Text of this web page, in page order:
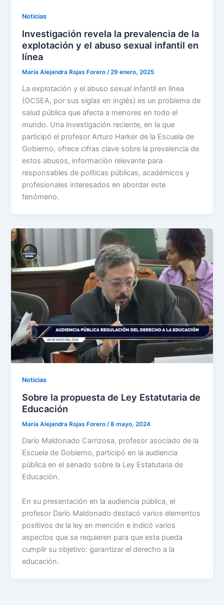
Noticias
Investigación revela la prevalencia de la
explotación y el abuso sexual infantil en
línea
María Alejandra Rojas Forero/29 enero, 2025
La explotación y el abuso sexual infantil en línea
(OCSEA, por sus siglas en inglés) es un problema de
salud pública que afecta a menores en todo el
mundo. Una investigación reciente, en la que
participó el profesor Arturo Harker de la Escuela de
Gobierno, ofrece cifras clave sobre la prevalencia de
estos abusos, información relevante para
responsables de políticas públicas, académicos y
profesionales interesados en abordar este
fenómeno.
Noticias
Sobre la propuesta de Ley Estatutaria de
Educación
María Alejandra Rojas Forero/8 mayo, 2024
Darío Maldonado Carrizosa, profesor asociado de la
Escuela de Gobierno, participó en la audiencia
pública en el senado sobre la Ley Estatutaria de
Educación.
En su presentación en la audiencia pública, el
profesor Darío Maldonado destacó varios elementos
positivos de la ley en mención e indicó varios
aspectos que se requieren para que esta pueda
cumplir su objetivo: garantizar el derecho a la
educación.